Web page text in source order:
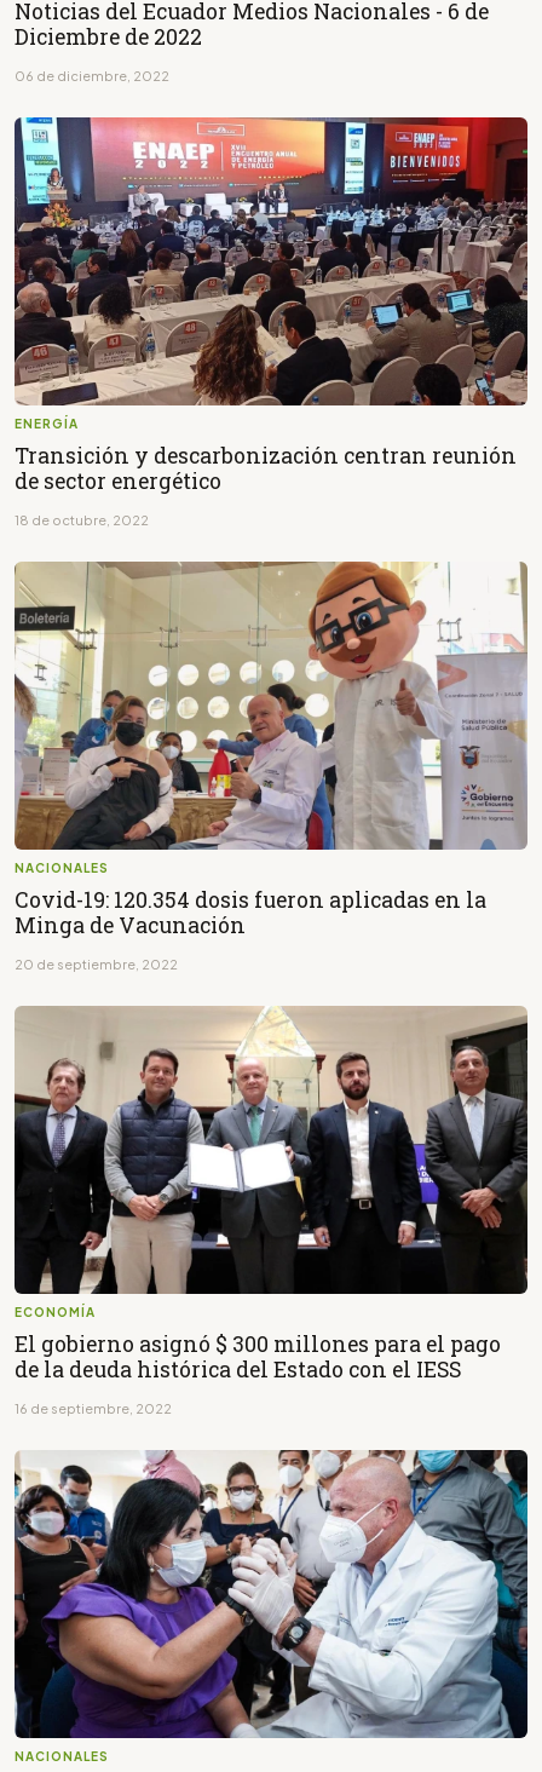
Noticias del Ecuador Medios Nacionales - 6 de
Diciembre de 2022
06 de diciembre, 2022
ENERGÍA
Transición y descarbonización centran reunión
de sector energético
18 de octubre, 2022
NACIONALES
Covid-19: 120.354 dosis fueron aplicadas en la
Minga de Vacunación
20 de septiembre, 2022
ECONOMÍA
El gobierno asignó $ 300 millones para el pago
de la deuda histórica del Estado con el IESS
16 de septiembre, 2022
NACIONALES